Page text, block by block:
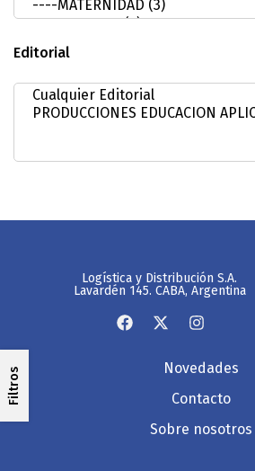
Editorial
Filtros
Logística y Distribución S.A.
Lavardén 145. CABA, Argentina
Novedades
Contacto
Sobre nosotros